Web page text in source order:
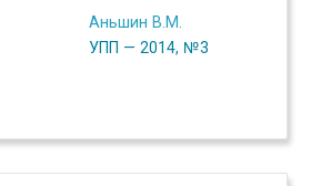
Аньшин В.М.
УПП — 2014, №3